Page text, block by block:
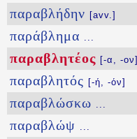
παραβλήδην [avv.]
παράβλημα ...
παραβλητέος [-α, -ον]
παραβλητός [-ή, -όν]
παραβλώσκω ...
παραβλώψ ...